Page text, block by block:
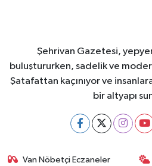
Şehrivan Gazetesi,
buluştururken, sadelik ve
Şatafattan kaçınıyor ve
bir altyapı
Van Nöbetçi Eczaneler